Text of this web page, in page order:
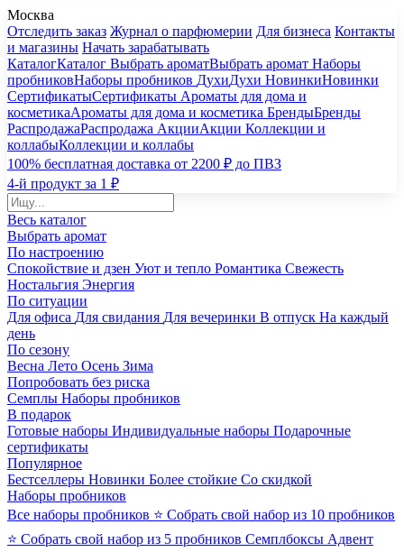
Москва
Отследить заказ Журнал о парфюмерии Для бизнеса Контакты
и магазины Начать зарабатывать
КаталогКаталог Выбрать ароматВыбрать аромат Наборы
пробниковНаборы пробников ДухиДухи НовинкиНовинки
СертификатыСертификаты Ароматы для дома и
косметикаАроматы для дома и косметика БрендыБренды
РаспродажаРаспродажа АкцииАкции Коллекции и
коллабыКоллекции и коллабы
100% бесплатная доставка от 2200 ₽ до ПВЗ
4-й продукт за 1 ₽
Весь каталог
Выбрать аромат
По настроению
Спокойствие и дзен Уют и тепло Романтика Свежесть
Ностальгия Энергия
По ситуации
Для офиса Для свидания Для вечеринки В отпуск На каждый
день
По сезону
Весна Лето Осень Зима
Попробовать без риска
Семплы Наборы пробников
В подарок
Готовые наборы Индивидуальные наборы Подарочные
сертификаты
Популярное
Бестселлеры Новинки Более стойкие Со скидкой
Наборы пробников
Все наборы пробников ⭐ Собрать свой набор из 10 пробников
⭐ Собрать свой набор из 5 пробников Семплбоксы Адвент